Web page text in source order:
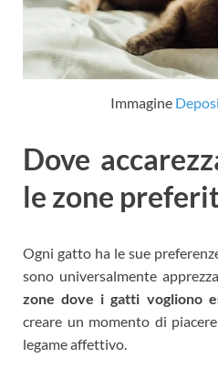
Immagine
Dove
le zone
Ogni gatto ha le sue
sono universalmente
zone dove i gatti vogliono
creare un momento di
legame affettivo.